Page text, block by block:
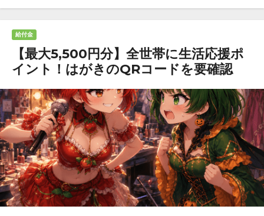
給付金
【最大5,500円分】全世帯に生活応援ポ
イント！はがきのQRコードを要確認